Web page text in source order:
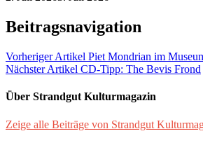
Beitragsnavigation
Vorheriger Artikel Piet Mondrian im
Nächster Artikel CD-Tipp: The Bevis Frond
Über Strandgut Kulturmagazin
Zeige alle Beiträge von Strandgut